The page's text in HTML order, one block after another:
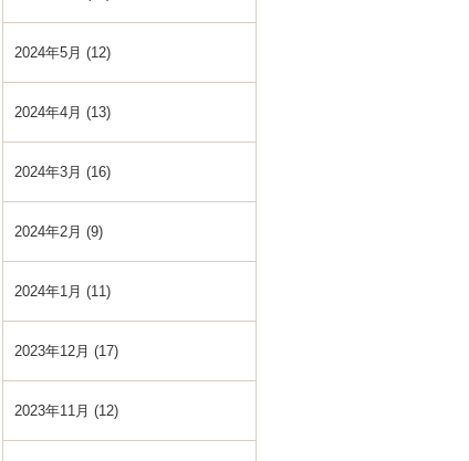
2024年5月 (12)
2024年4月 (13)
2024年3月 (16)
2024年2月 (9)
2024年1月 (11)
2023年12月 (17)
2023年11月 (12)